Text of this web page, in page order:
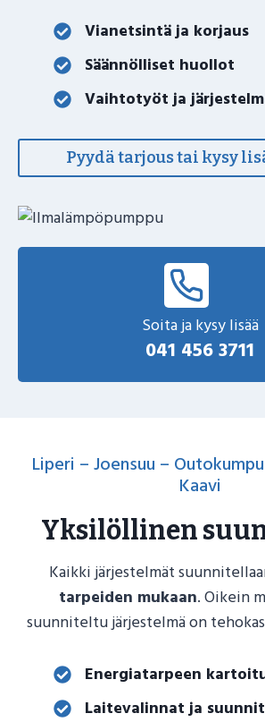
Vianetsintä ja korjaus
Säännölliset huollot
Vaihtotyöt ja
Pyydä tarjous tai kysy
Soita ja kysy lisää
041 456 3711
Liperi – Joensuu –
Kaavi
Yksilöllinen
Kaikki järjestelmät
tarpeiden mukaan. Oikein
suunniteltu järjestelmä on
Energiatarpeen
Laitevalinnat ja